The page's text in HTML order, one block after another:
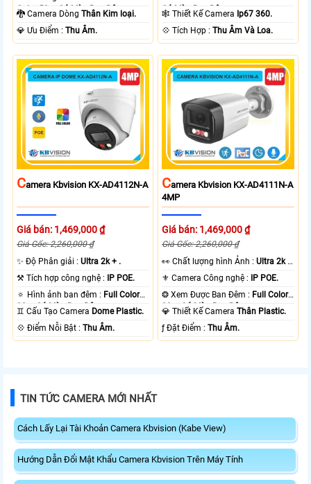
Color 50m Có Màu Ban Ðêm.
🐉️ Camera DòngThân Kim loại.
️💎 Ưu Điểm :Thu Âm.
Có Màu Ban Ðêm.
🕸️ Thiết Kế Camera Ip67 360.
️💠 Tích Hợp :Thu Âm Và Loa.
CAmera Kbvision KX-AD4112N-A
Giá bán: 1,469,000 ₫
Giá Gốc: 2,260,000 ₫
✨ Độ Phân giải :Ultra 2k + .
⚒ Tích hợp công nghệ :
IP POE.
🔅 Hình ảnh ban đêm : Full Color
30m Có Màu Ban Ðêm.
♊ Cấu Tạo Camera Dome Plastic.
️💠 Điểm Nỗi Bật :Thu Âm.
CAmera Kbvision KX-AD4111N-A
4MP
Giá bán: 1,469,000 ₫
Giá Gốc: 2,260,000 ₫
️👀 Chất lượng hình Ảnh :Ultra 2k +
⚜️ Camera Công nghệ :
IP POE.
❂ Xem Được Ban Đêm : Full Color
30m Có Màu Ban Ðêm.
💎 Thiết Kế CameraThân Plastic.
️ƒ Đặt Điểm :Thu Âm.
TIN TỨC CAMERA MỚI NHẤT
Cách Lấy Lại Tài Khoản Camera Kbvision (Kabe View)
Hướng Dẫn Đổi Mật Khẩu Camera Kbvision Trên Máy Tính